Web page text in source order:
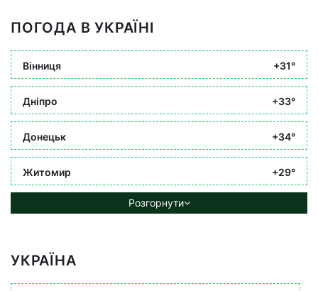
ПОГОДА В УКРАЇНІ
Вінниця +31°
Дніпро +33°
Донецьк +34°
Житомир +29°
Розгорнути
УКРАЇНА